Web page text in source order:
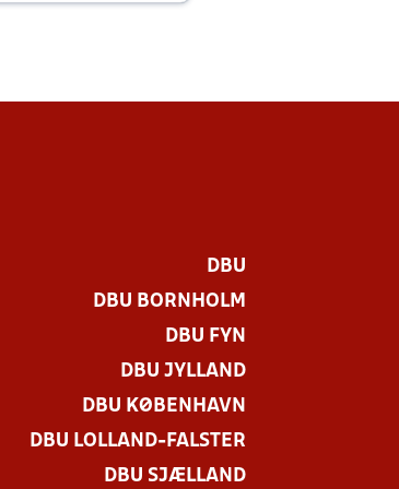
DBU
DBU BORNHOLM
DBU FYN
DBU JYLLAND
DBU KØBENHAVN
DBU LOLLAND-FALSTER
DBU SJÆLLAND